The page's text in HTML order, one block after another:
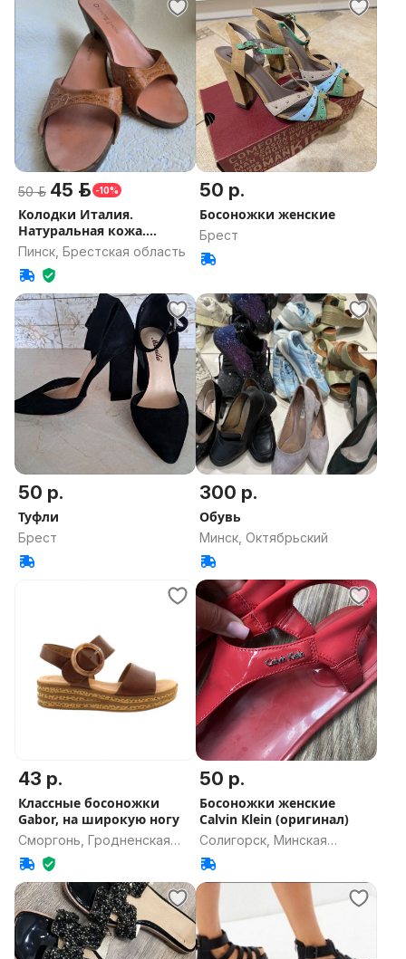
50 р. 45 р. -10%
Колодки Италия.
Натуральная кожа.
Дерево.
Пинск, Брестская область
50 р.
Босоножки женские
Брест
50 р.
Туфли
Брест
300 р.
Обувь
Минск, Октябрьский
43 р.
Классные босоножки
Gabor, на широкую ногу
Сморгонь, Гродненская
область
50 р.
Босоножки женские
Calvin Klein (оригинал)
Солигорск, Минская
область